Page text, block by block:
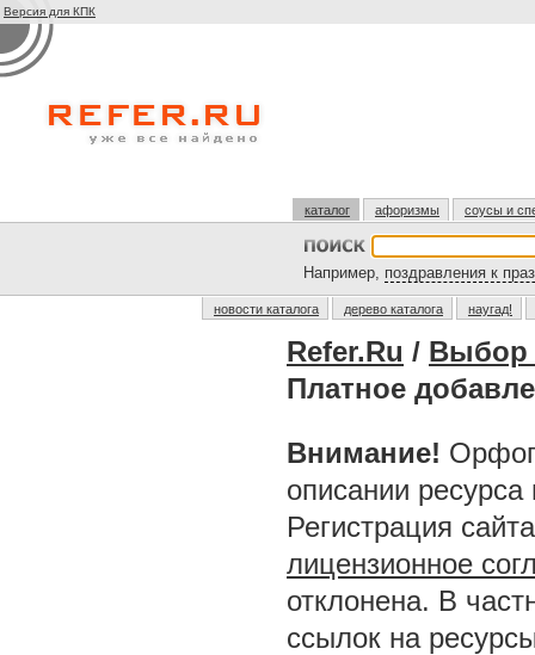
Версия для КПК
каталог афоризмы соусы и
Например, поздравления к
новости каталога дерево каталога наугад!
Refer.Ru / Выбор
Платное
Внимание!
описании
Регистрация
лицензионное
отклонена. В
ссылок на